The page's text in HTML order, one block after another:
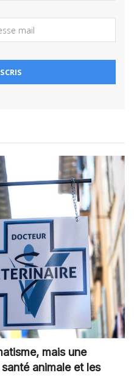
mais une
animale et les